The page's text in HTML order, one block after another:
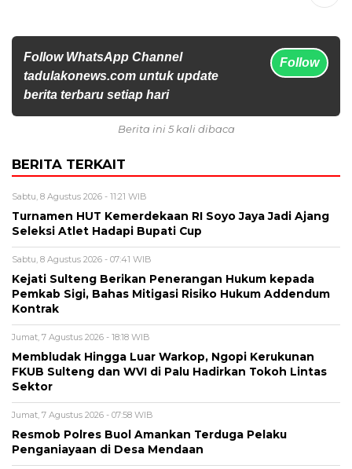
Follow WhatsApp Channel
tadulakonews.com untuk update
berita terbaru setiap hari
Follow
Berita ini 5 kali dibaca
BERITA TERKAIT
Sabtu, 8 Agustus 2026 - 11:21 WIB
Turnamen HUT Kemerdekaan RI Soyo Jaya Jadi Ajang
Seleksi Atlet Hadapi Bupati Cup
Sabtu, 8 Agustus 2026 - 07:41 WIB
Kejati Sulteng Berikan Penerangan Hukum kepada
Pemkab Sigi, Bahas Mitigasi Risiko Hukum Addendum
Kontrak
Jumat, 7 Agustus 2026 - 18:18 WIB
Membludak Hingga Luar Warkop, Ngopi Kerukunan
FKUB Sulteng dan WVI di Palu Hadirkan Tokoh Lintas
Sektor
Jumat, 7 Agustus 2026 - 07:58 WIB
Resmob Polres Buol Amankan Terduga Pelaku
Penganiayaan di Desa Mendaan